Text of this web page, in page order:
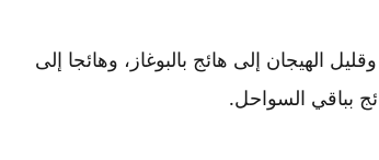
الهيجان إلى هائج بالبوغاز، وهائجا إلى
بباقي السواحل.